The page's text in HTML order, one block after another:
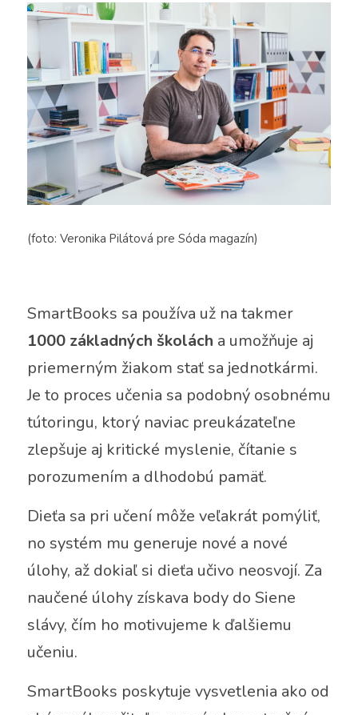
(foto: Veronika Pilátová pre Sóda magazín)
SmartBooks sa používa už na takmer
1000 základných školách a umožňuje aj
priemerným žiakom stať sa jednotkármi.
Je to proces učenia sa podobný osobnému
tútoringu, ktorý naviac preukázateľne
zlepšuje aj kritické myslenie, čítanie s
porozumením a dlhodobú pamäť.
Dieťa sa pri učení môže veľakrát pomýliť,
no systém mu generuje nové a nové
úlohy, až dokiaľ si dieťa učivo neosvojí. Za
naučené úlohy získava body do Siene
slávy, čím ho motivujeme k ďalšiemu
učeniu.
SmartBooks poskytuje vysvetlenia ako od